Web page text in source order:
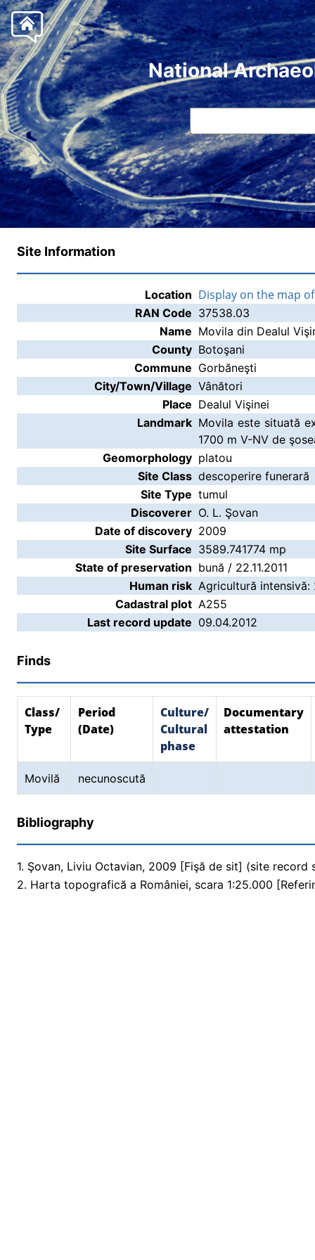
National
Site Information
Location Display on the map
RAN Code 37538.03
Name Movila din Dealul
County Botoşani
Commune Gorbăneşti
City/Town/Village Vânători
Place Dealul Vişinei
Landmark Movila este situată
1700 m V-NV de
Geomorphology platou
Site Class descoperire funerară
Site Type tumul
Discoverer O. L. Şovan
Date of discovery 2009
Site Surface 3589.741774 mp
State of preservation bună / 22.11.2011
Human risk Agricultură intensivă:
Cadastral plot A255
Last record update 09.04.2012
Finds
Class/
Type
Period
(Date)
Culture/
Cultural
phase
Documentary
attestation
Movilă necunoscută
Bibliography
1. Şovan, Liviu Octavian, 2009 [Fişă de sit] (site record
2. Harta topografică a României, scara 1:25.000